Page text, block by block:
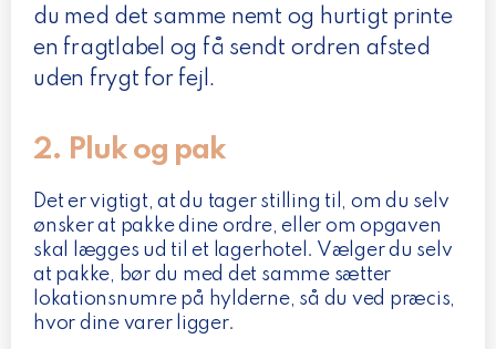
du med det samme nemt og hurtigt printe
en fragtlabel og få sendt ordren afsted
uden frygt for fejl.
2. Pluk og pak
Det er vigtigt, at du tager stilling til, om du selv
ønsker at pakke dine ordre, eller om opgaven
skal lægges ud til et lagerhotel. Vælger du selv
at pakke, bør du med det samme sætter
lokationsnumre på hylderne, så du ved præcis,
hvor dine varer ligger.